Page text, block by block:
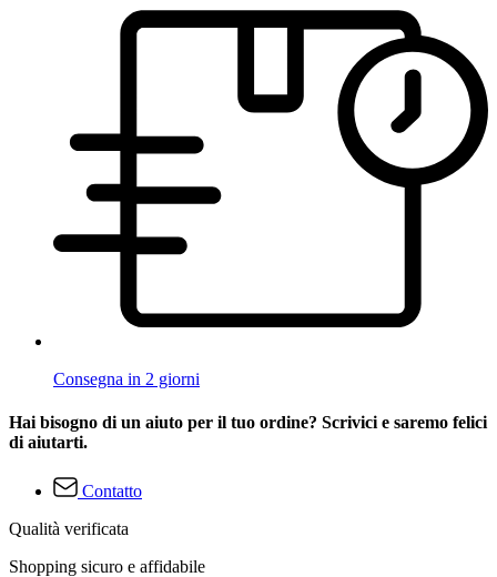
Consegna in 2 giorni
Hai bisogno di un aiuto per il tuo ordine? Scrivici e saremo felici
di aiutarti.
Contatto
Qualità verificata
Shopping sicuro e affidabile